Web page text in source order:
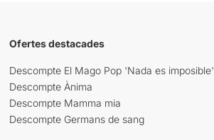
Ofertes destacades
Descompte El Mago Pop 'Nada es imposible'
Descompte Ànima
Descompte Mamma mia
Descompte Germans de sang